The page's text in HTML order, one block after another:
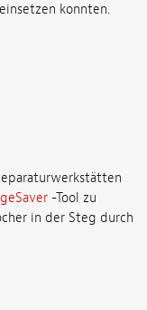
konnten.
-Tool zu
in der Steg durch